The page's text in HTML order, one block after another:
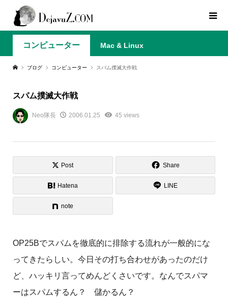
コンピューター Mac & Linux
ブログ コンピューター スパム撲滅大作戦
スパム撲滅大作戦
Neo隊長 2006.01.25 45 views
Post Share
Hatena LINE
note
OP25Bでスパムを徹底的に排除する流れが一般的にな
ってきたらしい。今日その打ち合わせがあったのだけ
ど、ハッキリ言ってめんどくさいです。なんでスパマ
ーはスパムするん？ 儲かるん？